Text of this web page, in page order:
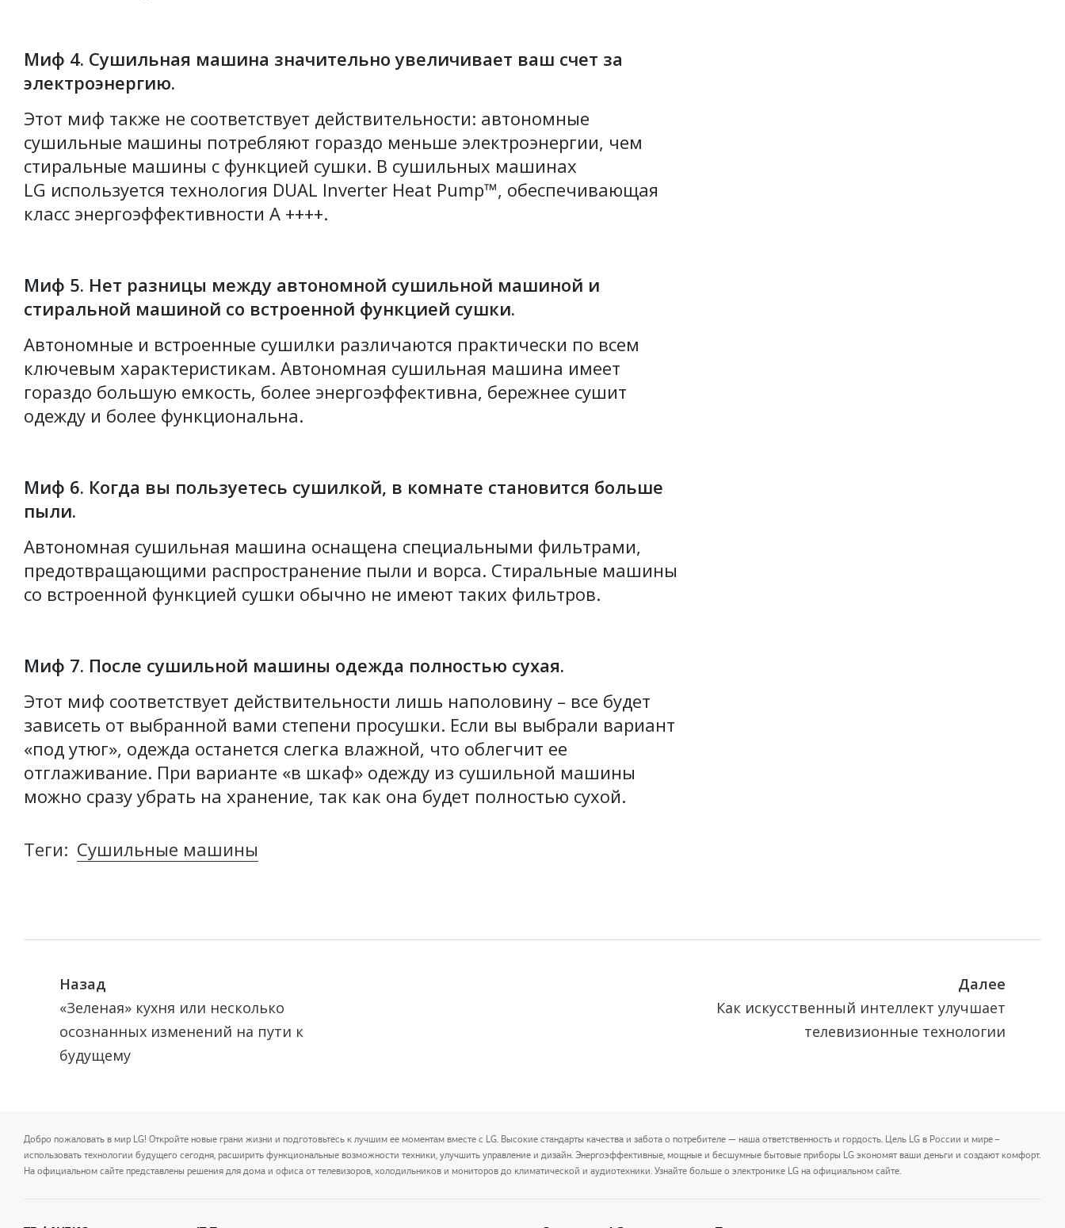
Миф 4. Сушильная машина значительно увеличивает ваш счет за
электроэнергию.
Этот миф также не соответствует действительности: автономные
сушильные машины потребляют гораздо меньше электроэнергии, чем
стиральные машины с функцией сушки. В сушильных машинах
LG используется технология DUAL Inverter Heat Pump™, обеспечивающая
класс энергоэффективности A ++++.
Миф 5. Нет разницы между автономной сушильной машиной и
стиральной машиной со встроенной функцией сушки.
Автономные и встроенные сушилки различаются практически по всем
ключевым характеристикам. Автономная сушильная машина имеет
гораздо большую емкость, более энергоэффективна, бережнее сушит
одежду и более функциональна.
Миф 6. Когда вы пользуетесь сушилкой, в комнате становится больше
пыли.
Автономная сушильная машина оснащена специальными фильтрами,
предотвращающими распространение пыли и ворса. Стиральные машины
со встроенной функцией сушки обычно не имеют таких фильтров.
Миф 7. После сушильной машины одежда полностью сухая.
Этот миф соответствует действительности лишь наполовину – все будет
зависеть от выбранной вами степени просушки. Если вы выбрали вариант
«под утюг», одежда останется слегка влажной, что облегчит ее
отглаживание. При варианте «в шкаф» одежду из сушильной машины
можно сразу убрать на хранение, так как она будет полностью сухой.
Теги: Сушильные машины
Назад
«Зеленая» кухня или несколько
осознанных изменений на пути к
будущему
Далее
Как искусственный интеллект улучшает
телевизионные технологии
Добро пожаловать в мир LG! Откройте новые грани жизни и подготовьтесь к лучшим ее моментам вместе с LG. Высокие стандарты качества и забота о потребителе — наша ответственность и гордость. Цель LG в России и мире –
использовать технологии будущего сегодня, расширить функциональные возможности техники, улучшить управление и дизайн. Энергоэффективные, мощные и бесшумные бытовые приборы LG экономят ваши деньги и создают комфорт.
На официальном сайте представлены решения для дома и офиса от телевизоров, холодильников и мониторов до климатической и аудиотехники. Узнайте больше о электронике LG на официальном сайте.